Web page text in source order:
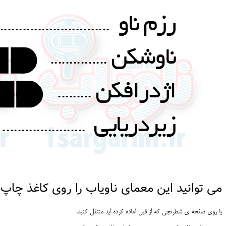
می توانید این معمای ناویاب را روی کاغذ
یا روی صفحه ی شطرنجی که از قبل آماده کرده اید منتقل کنید.